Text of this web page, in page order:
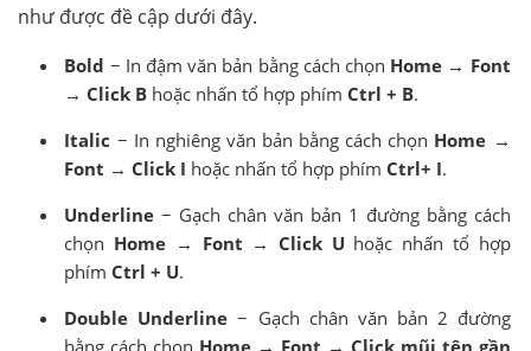
như được đề cập dưới đây.
Bold − In đậm văn bản bằng cách chọn Home → Font
→ Click B hoặc nhấn tổ hợp phím Ctrl + B.
Italic − In nghiêng văn bản bằng cách chọn Home →
Font → Click I hoặc nhấn tổ hợp phím Ctrl+ I.
Underline − Gạch chân văn bản 1 đường bằng cách
chọn Home → Font → Click U hoặc nhấn tổ hợp
phím Ctrl + U.
Double Underline − Gạch chân văn bản 2 đường
bằng cách chọn Home → Font → Click mũi tên gần